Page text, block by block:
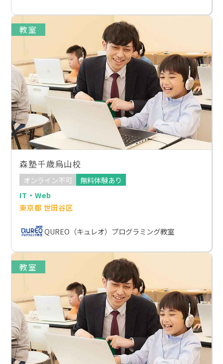
教室
森塾千歳烏山校
オンライン不可
無料体験あり
IT・Web
東京都 世田谷区
QUREO（キュレオ）プログラミング教室
教室